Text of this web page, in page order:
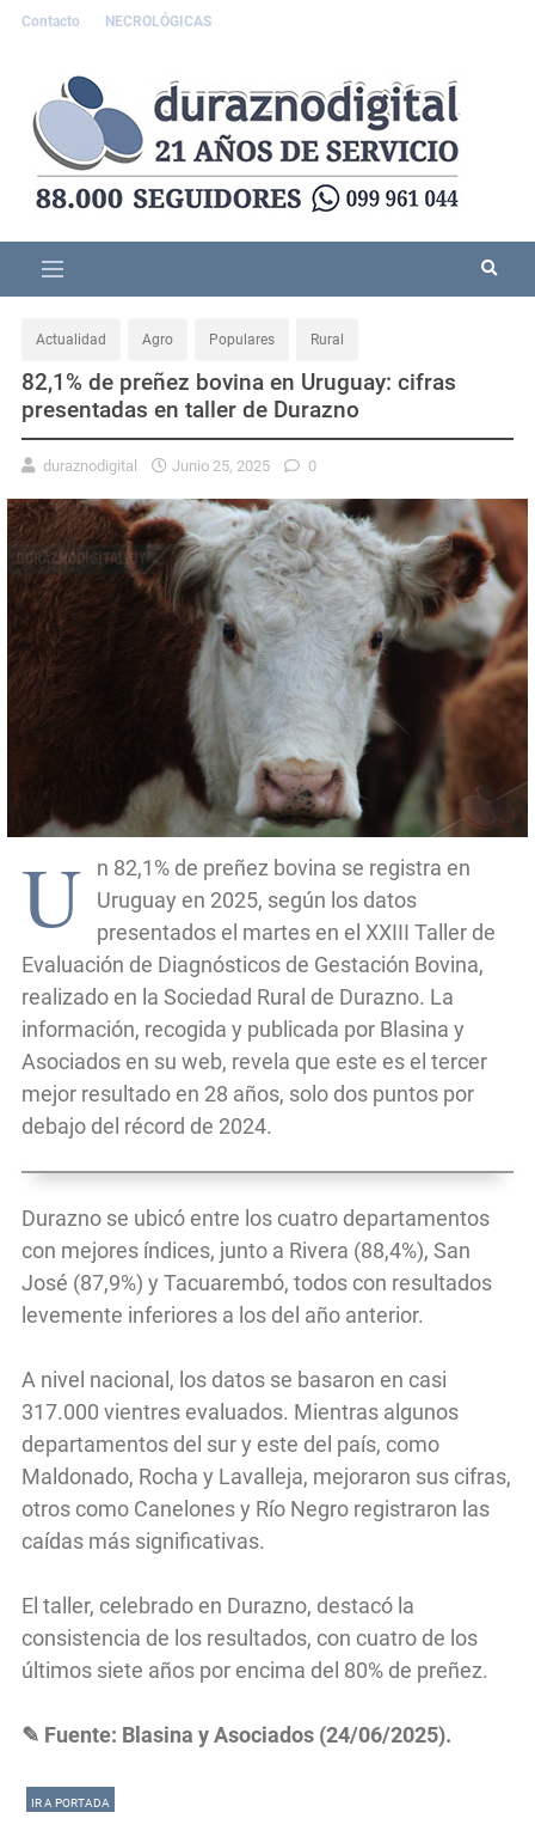
Contacto NECROLÓGICAS
Actualidad Agro Populares Rural
82,1% de preñez bovina en Uruguay: cifras
presentadas en taller de Durazno
duraznodigital Junio 25, 2025 0
U
n 82,1% de preñez bovina se registra en
Uruguay en 2025, según los datos
presentados el martes en el XXIII Taller de
Evaluación de Diagnósticos de Gestación Bovina,
realizado en la Sociedad Rural de Durazno. La
información, recogida y publicada por Blasina y
Asociados en su web, revela que este es el tercer
mejor resultado en 28 años, solo dos puntos por
debajo del récord de 2024.
Durazno se ubicó entre los cuatro departamentos
con mejores índices, junto a Rivera (88,4%), San
José (87,9%) y Tacuarembó, todos con resultados
levemente inferiores a los del año anterior.
A nivel nacional, los datos se basaron en casi
317.000 vientres evaluados. Mientras algunos
departamentos del sur y este del país, como
Maldonado, Rocha y Lavalleja, mejoraron sus cifras,
otros como Canelones y Río Negro registraron las
caídas más significativas.
El taller, celebrado en Durazno, destacó la
consistencia de los resultados, con cuatro de los
últimos siete años por encima del 80% de preñez.
✎ Fuente: Blasina y Asociados (24/06/2025).
IR A PORTADA